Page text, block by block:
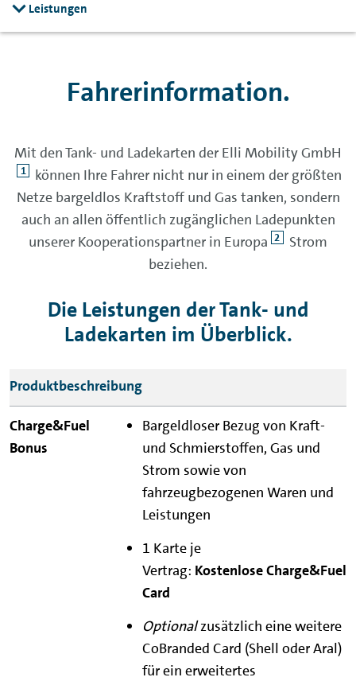
Leistungen
Fahrerinformation.
Mit den Tank- und Ladekarten der Elli Mobility GmbH
1
können Ihre Fahrer nicht nur in einem der größten
Netze bargeldlos Kraftstoff und Gas tanken, sondern
auch an allen öffentlich zugänglichen Ladepunkten
unserer Kooperationspartner in Europa 2
Strom
beziehen.
Die Leistungen der Tank- und
Ladekarten im Überblick.
Charge&Fuel
Bonus
Produktbeschreibung
Bargeldloser Bezug von Kraft-
und Schmierstoffen, Gas und
Strom sowie von
fahrzeugbezogenen Waren und
Leistungen
1 Karte je
Vertrag: KostenloseCharge&Fuel
Card
Optionalzusätzlich eine weitere
CoBranded Card (Shell oder Aral)
für ein erweitertes